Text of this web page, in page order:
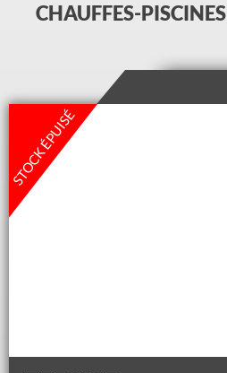
CHAUFFES-PISCINES
STOCK ÉPUISÉ